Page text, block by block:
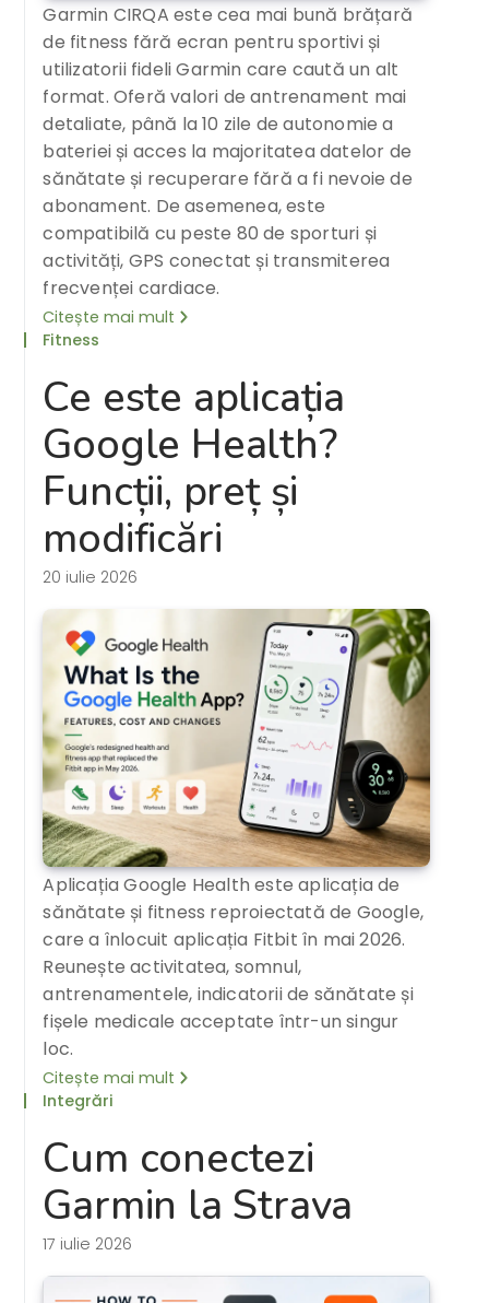
Garmin CIRQA este cea mai bună brățară
de fitness fără ecran pentru sportivi și
utilizatorii fideli Garmin care caută un alt
format. Oferă valori de antrenament mai
detaliate, până la 10 zile de autonomie a
bateriei și acces la majoritatea datelor de
sănătate și recuperare fără a fi nevoie de
abonament. De asemenea, este
compatibilă cu peste 80 de sporturi și
activități, GPS conectat și transmiterea
frecvenței cardiace.
Citește mai mult
Fitness
Ce este aplicația
Google Health?
Funcții, preț și
modificări
20 iulie 2026
Aplicația Google Health este aplicația de
sănătate și fitness reproiectată de Google,
care a înlocuit aplicația Fitbit în mai 2026.
Reunește activitatea, somnul,
antrenamentele, indicatorii de sănătate și
fișele medicale acceptate într-un singur
loc.
Citește mai mult
Integrări
Cum conectezi
Garmin la Strava
17 iulie 2026